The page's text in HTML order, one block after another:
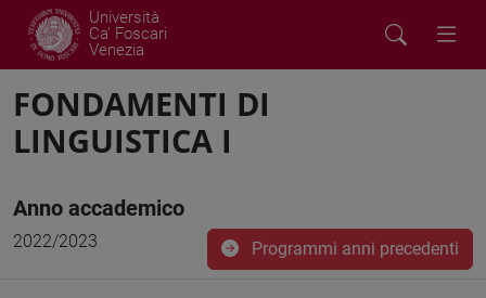
Università
Ca' Foscari
Venezia
FONDAMENTI DI
LINGUISTICA I
Anno accademico
2022/2023 Programmi anni precedenti